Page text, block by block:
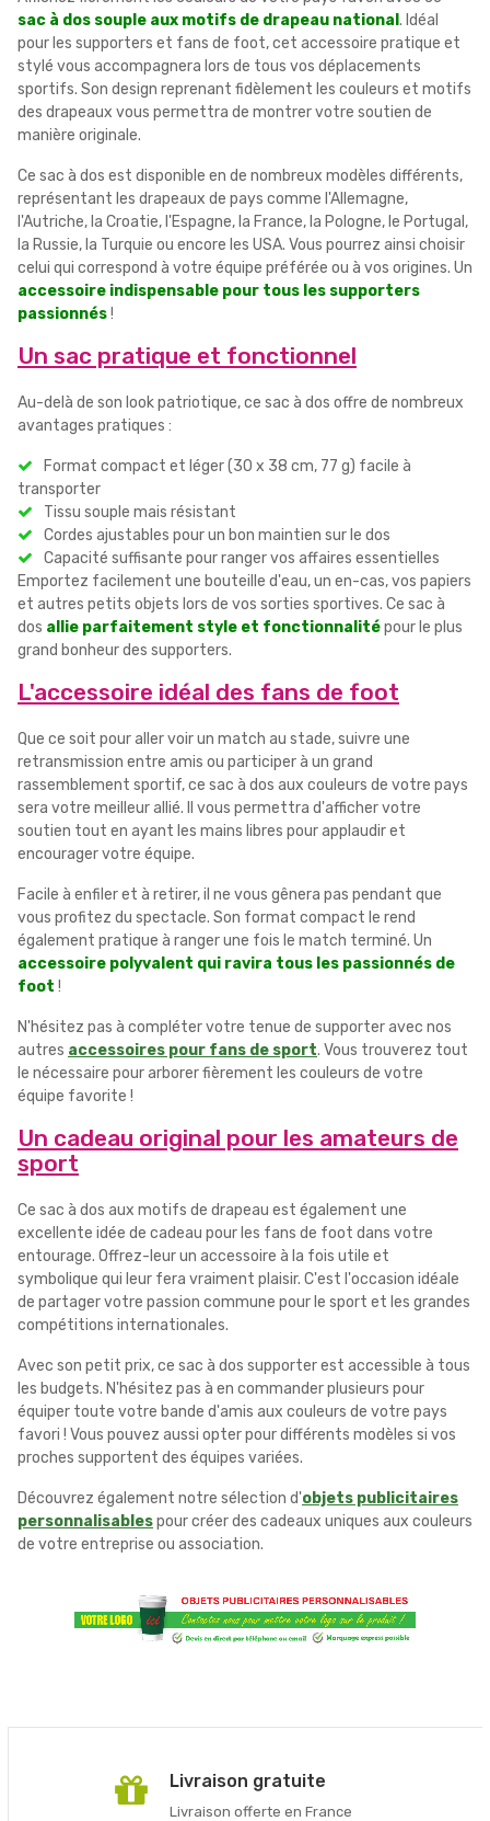
sac à dos souple aux motifs de drapeau national . Idéal
pour les supporters et fans de foot, cet accessoire pratique et
stylé vous accompagnera lors de tous vos déplacements
sportifs. Son design reprenant fidèlement les couleurs et motifs
des drapeaux vous permettra de montrer votre soutien de
manière originale.
Ce sac à dos est disponible en de nombreux modèles différents,
représentant les drapeaux de pays comme l'Allemagne,
l'Autriche, la Croatie, l'Espagne, la France, la Pologne, le Portugal,
la Russie, la Turquie ou encore les USA. Vous pourrez ainsi choisir
celui qui correspond à votre équipe préférée ou à vos origines. Un
accessoire indispensable pour tous les supporters
passionnés!
Un sac pratique et fonctionnel
Au-delà de son look patriotique, ce sac à dos offre de nombreux
avantages pratiques :
Format compact et léger (30 x 38 cm, 77 g) facile à
transporter
Tissu souple mais résistant
Cordes ajustables pour un bon maintien sur le dos
Capacité suffisante pour ranger vos affaires essentielles
Emportez facilement une bouteille d'eau, un en-cas, vos papiers
et autres petits objets lors de vos sorties sportives. Ce sac à
dos allie parfaitement style et fonctionnalitépour le plus
grand bonheur des supporters.
L'accessoire idéal des fans de foot
Que ce soit pour aller voir un match au stade, suivre une
retransmission entre amis ou participer à un grand
rassemblement sportif, ce sac à dos aux couleurs de votre pays
sera votre meilleur allié. Il vous permettra d'afficher votre
soutien tout en ayant les mains libres pour applaudir et
encourager votre équipe.
Facile à enfiler et à retirer, il ne vous gênera pas pendant que
vous profitez du spectacle. Son format compact le rend
également pratique à ranger une fois le match terminé. Un
accessoire polyvalent qui ravira tous les passionnés de
foot !
N'hésitez pas à compléter votre tenue de supporter avec nos
autres accessoires pour fans de sport. Vous trouverez tout
le nécessaire pour arborer fièrement les couleurs de votre
équipe favorite !
Un cadeau original pour les amateurs de
sport
Ce sac à dos aux motifs de drapeau est également une
excellente idée de cadeau pour les fans de foot dans votre
entourage. Offrez-leur un accessoire à la fois utile et
symbolique qui leur fera vraiment plaisir. C'est l'occasion idéale
de partager votre passion commune pour le sport et les grandes
compétitions internationales.
Avec son petit prix, ce sac à dos supporter est accessible à tous
les budgets. N'hésitez pas à en commander plusieurs pour
équiper toute votre bande d'amis aux couleurs de votre pays
favori ! Vous pouvez aussi opter pour différents modèles si vos
proches supportent des équipes variées.
Découvrez également notre sélection d'objets publicitaires
personnalisablespour créer des cadeaux uniques aux couleurs
de votre entreprise ou association.
Livraison gratuite
Livraison offerte en France